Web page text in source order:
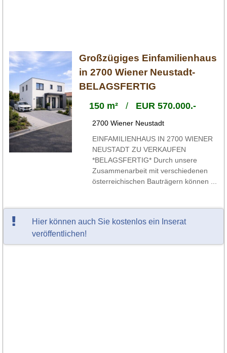
Großzügiges Einfamilienhaus
in 2700 Wiener Neustadt-
BELAGSFERTIG
150 m²/ EUR 570.000.-
2700 Wiener Neustadt
EINFAMILIENHAUS IN 2700 WIENER
NEUSTADT ZU VERKAUFEN
*BELAGSFERTIG* Durch unsere
Zusammenarbeit mit verschiedenen
österreichischen Bauträgern können ...
Hier können auch Sie kostenlos ein Inserat
veröffentlichen!